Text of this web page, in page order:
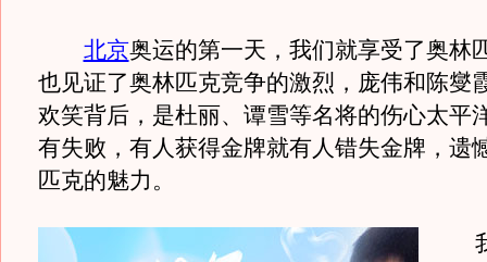
北京奥运的第一天，我们就享受了奥林
也见证了奥林匹克竞争的激烈，庞伟和陈燮
欢笑背后，是杜丽、谭雪等名将的伤心太平
有失败，有人获得金牌就有人错失金牌，遗
匹克的魅力。
我